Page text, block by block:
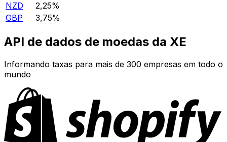
NZD
2,25%
GBP
3,75%
API de dados de moedas da XE
Informando taxas para mais de 300 empresas em todo o
mundo